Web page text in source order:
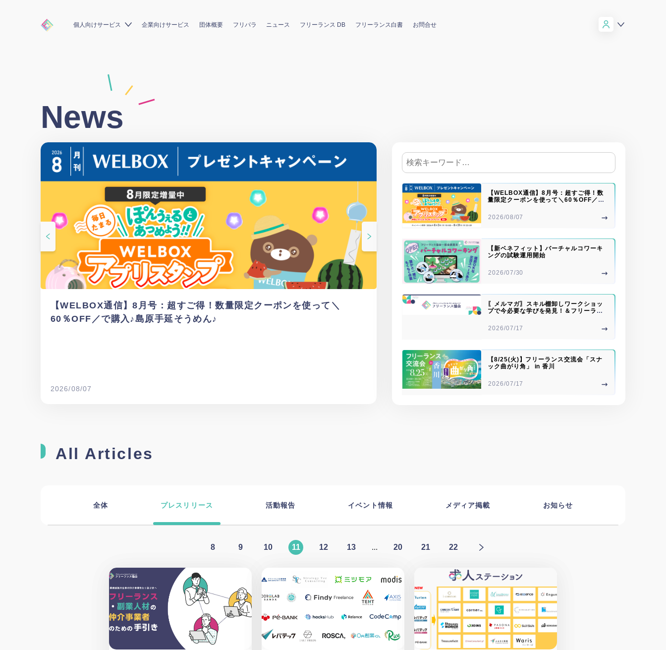
個人向けサービス 企業向けサービス 団体概要 フリパラ ニュース フリーランス DB フリーランス白書 お問合せ
News
【WELBOX通信】8月号：超すご得！数量限定クーポンを使って＼
60％OFF／で購入♪島原手延そうめん♪
2026/08/07
【WELBOX通信】8月号：超すご得！数
量限定クーポンを使って＼60％OFF／で
2026/08/07
【新ベネフィット】バーチャルコワーキ
ングの試験運用開始
2026/07/30
〖メルマガ〗スキル棚卸しワークショッ
プで今必要な学びを発見！＆フリーラン
2026/07/17
【8/25(火)】フリーランス交流会「スナ
ック曲がり角」 in 香川
2026/07/17
All Articles
全体 プレスリリース 活動報告 イベント情報 メディア掲載 お知らせ
8 9 10 11 12 13 ... 20 21 22